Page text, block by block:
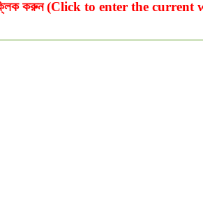
ক্লিক করুন (Click to enter the current